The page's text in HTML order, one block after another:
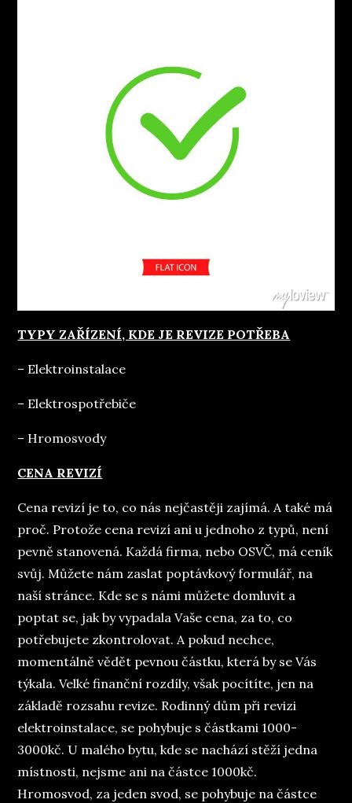
TYPY ZAŘÍZENÍ, KDE JE REVIZE POTŘEBA
– Elektroinstalace
– Elektrospotřebiče
– Hromosvody
CENA REVIZÍ
Cena revizí je to, co nás nejčastěji zajímá. A také má
proč. Protože cena revizí ani u jednoho z typů, není
pevně stanovená. Každá firma, nebo OSVČ, má ceník
svůj. Můžete nám zaslat poptávkový formulář, na
naší stránce. Kde se s námi můžete domluvit a
poptat se, jak by vypadala Vaše cena, za to, co
potřebujete zkontrolovat. A pokud nechce,
momentálně vědět pevnou částku, která by se Vás
týkala. Velké finanční rozdíly, však pocítíte, jen na
základě rozsahu revize. Rodinný dům při revizi
elektroinstalace, se pohybuje s částkami 1000-
3000kč. U malého bytu, kde se nachází stěží jedna
místnosti, nejsme ani na částce 1000kč.
Hromosvod, za jeden svod, se pohybuje na částce